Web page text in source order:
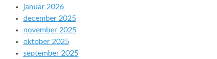
januar 2026
december 2025
november 2025
oktober 2025
september 2025